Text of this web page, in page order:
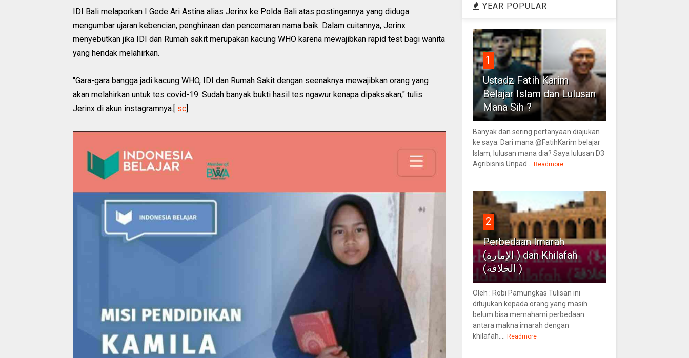
IDI Bali melaporkan I Gede Ari Astina alias Jerinx ke Polda Bali atas postingannya yang diduga
mengumbar ujaran kebencian, penghinaan dan pencemaran nama baik. Dalam cuitannya, Jerinx
menyebutkan jika IDI dan Rumah sakit merupakan kacung WHO karena mewajibkan rapid test bagi wanita
yang hendak melahirkan.
"Gara-gara bangga jadi kacung WHO, IDI dan Rumah Sakit dengan seenaknya mewajibkan orang yang
akan melahirkan untuk tes covid-19. Sudah banyak bukti hasil tes ngawur kenapa dipaksakan," tulis
Jerinx di akun instagramnya.[ sc
YEAR POPULAR
1
Ustadz Fatih Karim
Belajar Islam dan Lulusan
Mana Sih ?
Banyak dan sering pertanyaan diajukan
ke saya. Dari mana @FatihKarim belajar
Islam, lulusan mana dia? Saya lulusan D3
Agribisnis Unpad...
Readmore
2
Perbedaan Imarah
(الإمارة ) dan Khilafah
(الخلافة )
Oleh : Robi Pamungkas Tulisan ini
ditujukan kepada orang yang masih
belum bisa memahami perbedaan
antara makna imarah dengan
khilafah....
Readmore